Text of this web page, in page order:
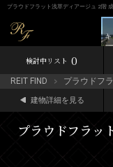
プラウドフラット浅草ディアージュ 2階
検討中リスト 0
REIT FIND プラウドフ
建物詳細を見る
プラウドフラッ